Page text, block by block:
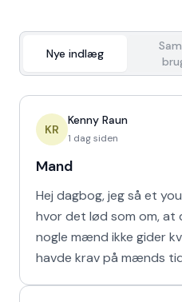
Nye indlæg
KR
Kenny Raun
1 dag siden
Mand
Hej dagbog, jeg så et
hvor det lød som om,
nogle mænd ikke gider
havde krav på mænds tid. Hver gang synes